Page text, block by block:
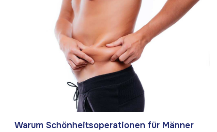
Warum Schönheitsoperationen für Männer